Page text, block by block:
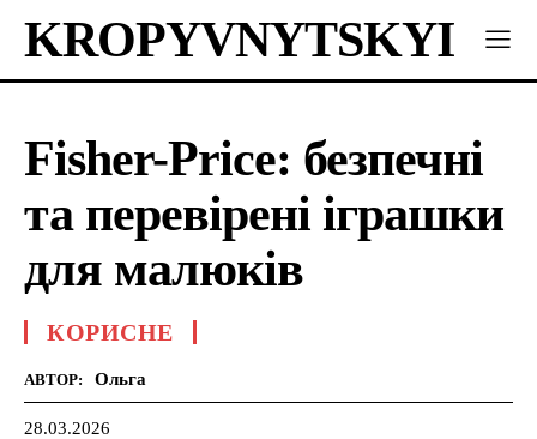
KROPYVNYTSKYI
Fisher-Price: безпечні
та перевірені іграшки
для малюків
КОРИСНЕ
АВТОР: Ольга
28.03.2026